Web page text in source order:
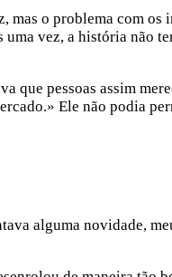
o problema com os
vez, a história não
pessoas assim
Ele não podia
alguma novidade,